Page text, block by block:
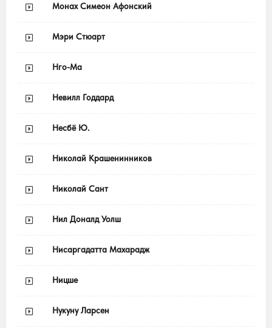
Монах Симеон Афонский
Мэри Стюарт
Нго-Ма
Невилл Годдард
Несбё Ю.
Николай Крашенинников
Николай Сант
Нил Доналд Уолш
Нисаргадатта Махарадж
Ницше
Нукуну Ларсен